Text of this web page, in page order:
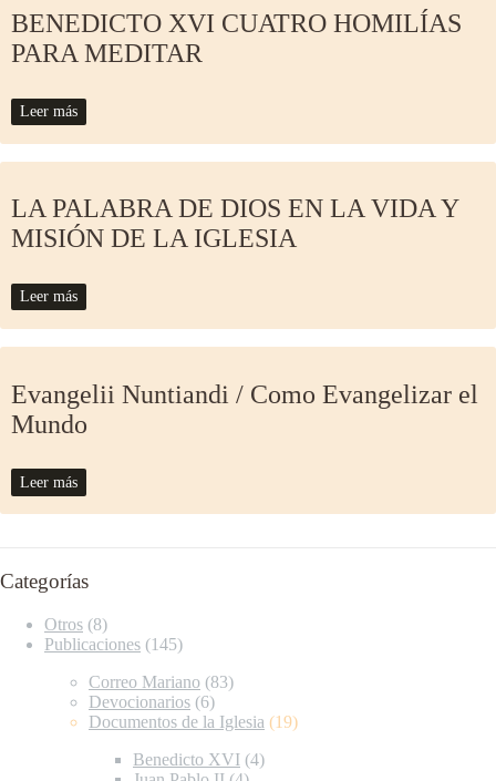
BENEDICTO XVI CUATRO HOMILÍAS
PARA MEDITAR
Leer más
LA PALABRA DE DIOS EN LA VIDA Y
MISIÓN DE LA IGLESIA
Leer más
Evangelii Nuntiandi / Como Evangelizar el
Mundo
Leer más
Categorías
Otros (8)
Publicaciones (145)
Correo Mariano (83)
Devocionarios (6)
Documentos de la Iglesia (19)
Benedicto XVI (4)